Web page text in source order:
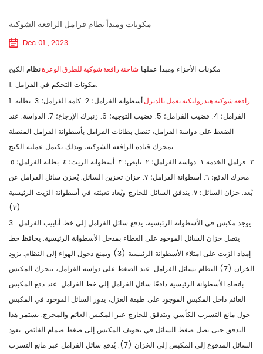
مكونات ومبدأ نظام فرامل الرافعة الشوكية
Dec 01 , 2023
مكونات الأجزاء ومبدأ عملها شاحنة رافعة شوكية للطرق الوعرةنظام الكبح
1. مكونات التحكم في الفرامل:
1.
رافعة شوكية هيدروليكية تعمل بالديزل
أسطوانة الفرامل؛ 2. كامة الفرامل؛ 3. بطانة
الفرامل؛ 4. قضيب الفرامل؛ 5. قضيب التوجيه؛ 6. زنبرك الإرجاع؛ 7. الدواسة. عند
الضغط على دواسة الفرامل، تتصل بطانات الفرامل بأسطوانة الفرامل المتصلة
بمحرك قيادة الرافعة الشوكية، وبذلك تكتمل عملية الكبح.
٢. فرامل الخدمة ١. دواسة الفرامل؛ ٢. نابض؛ ٣. أسطوانة الزيت؛ ٤. بطانة الفرامل؛ ٥.
محرك الدفع؛ ٦. أسطوانة الفرامل؛ ٧. خزان تخزين السائل. يُخزن سائل الفرامل عن
بُعد. خزان السائل؛ ٧. يتدفق السائل للخارج ويُعاد تعبئته في أسطوانة الزيت الرئيسية
(٣).
3. يوجد مكبس في الأسطوانة الرئيسية، يدفع سائل الفرامل إلى خط أنابيب الفرامل.
يتصل خزان السائل الموجود على الغطاء بمدخل الأسطوانة الرئيسية. يحافظ خط
إمداد الزيت على امتلاء الأسطوانة الرئيسية (3) ويمنع دخول الهواء إلى النظام. يزود
الخزان (7) النظام بسائل الفرامل. عند الضغط على دواسة الفرامل، يتحرك المكبس
باتجاه الأسطوانة الرئيسية دافعًا سائل الفرامل إلى خط الفرامل. عند دفع المكبس
العائم داخل المكبس الموجود على طبقة العزل، يدور السائل الموجود في المكبس
حول مانع التسرب الكأسي ويتدفق للخارج عبر المكبس العائم والمخرج. يستمر هذا
التدفق حتى يصل ضغط السائل في تجويف المكبس إلى ضغط صمام الفائض. يعود
السائل المدفوع إلى المكبس إلى الخزان (7). يُدفع سائل الفرامل عبر مانع التسرب